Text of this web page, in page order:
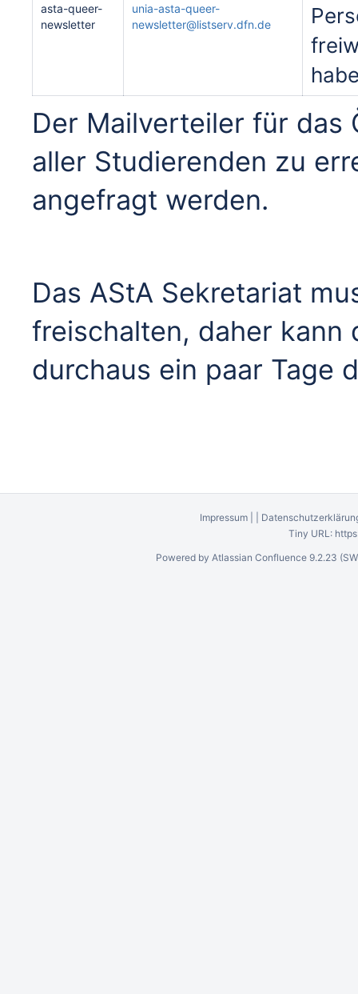
asta-queer-
newsletter
unia-asta-queer-
newsletter@listserv.dfn.de
Der Mailverteiler für
aller Studierenden zu
angefragt werden.
Das AStA Sekretariat
freischalten, daher kann
durchaus ein paar Tage
Impressum|
Tiny URL:
Powered by Atlassian Confluence 9.2.23